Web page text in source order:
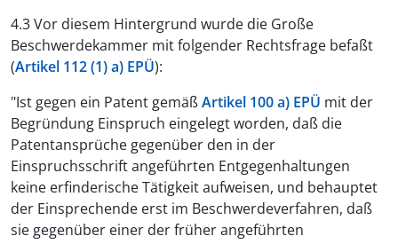
4.3 Vor diesem Hintergrund wurde die Große
Beschwerdekammer mit folgender Rechtsfrage befaßt
(Artikel 112 (1) a) EPÜ):
"Ist gegen ein Patent gemäßArtikel 100 a) EPÜ mit der
Begründung Einspruch eingelegt worden, daß die
Patentansprüche gegenüber den in der
Einspruchsschrift angeführten Entgegenhaltungen
keine erfinderische Tätigkeit aufweisen, und behauptet
der Einsprechende erst im Beschwerdeverfahren, daß
sie gegenüber einer der früher angeführten